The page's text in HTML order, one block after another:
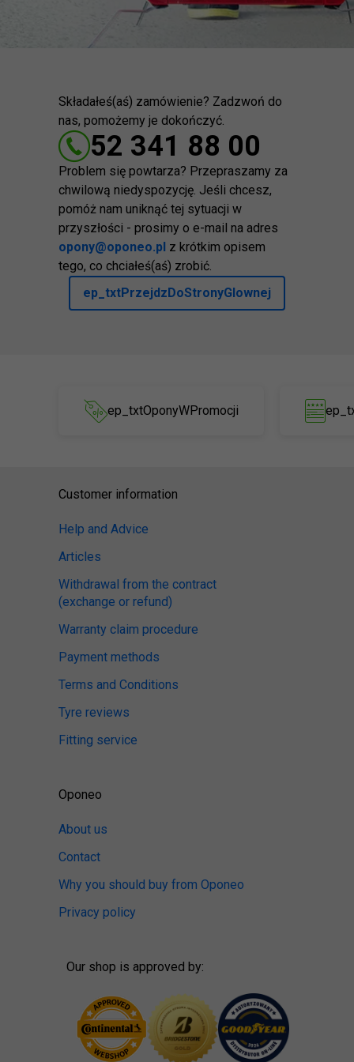
Składałeś(aś) zamówienie? Zadzwoń do
nas, pomożemy je dokończyć.
52 341 88 00
Problem się powtarza? Przepraszamy za
chwilową niedyspozycję. Jeśli chcesz,
pomóż nam uniknąć tej sytuacji w
przyszłości - prosimy o e-mail na adres
opony@oponeo.pl z krótkim opisem
tego, co chciałeś(aś) zrobić.
ep_txtPrzejdzDoStronyGlownej
ep_txtOponyWPromocji
Customer information
Help and Advice
Articles
Withdrawal from the contract
(exchange or refund)
Warranty claim procedure
Payment methods
Terms and Conditions
Tyre reviews
Fitting service
Oponeo
About us
Contact
Why you should buy from Oponeo
Privacy policy
Our shop is approved by: